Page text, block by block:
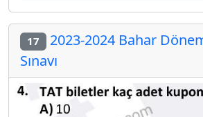
17 2023-2024 Bahar
Sınavı